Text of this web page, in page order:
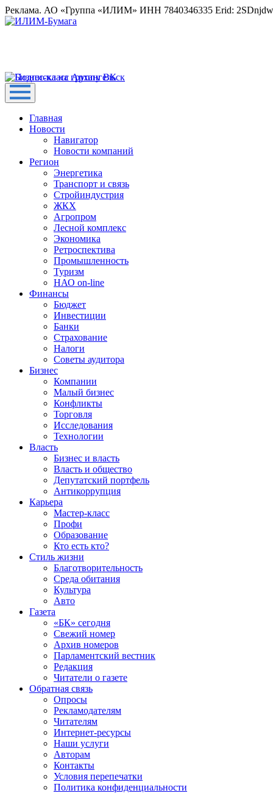
Реклама. АО «Группа «ИЛИМ» ИНН 7840346335 Erid:
Главная
Новости
Навигатор
Новости компаний
Регион
Энергетика
Транспорт и связь
Стройиндустрия
ЖКХ
Агропром
Лесной комплекс
Экономика
Ретроспектива
Промышленность
Туризм
НАО on-line
Финансы
Бюджет
Инвестиции
Банки
Страхование
Налоги
Советы аудитора
Бизнес
Компании
Малый бизнес
Конфликты
Торговля
Исследования
Технологии
Власть
Бизнес и власть
Власть и общество
Депутатский портфель
Антикоррупция
Карьера
Мастер-класс
Профи
Образование
Кто есть кто?
Стиль жизни
Благотворительность
Среда обитания
Культура
Авто
Газета
«БК» сегодня
Свежий номер
Архив номеров
Парламентский вестник
Редакция
Читатели о газете
Обратная связь
Опросы
Рекламодателям
Читателям
Интернет-ресурсы
Наши услуги
Авторам
Контакты
Условия перепечатки
Политика конфиденциальности